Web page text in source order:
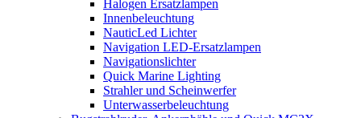
Halogen Ersatzlampen
Innenbeleuchtung
NauticLed Lichter
Navigation LED-Ersatzlampen
Navigationslichter
Quick Marine Lighting
Strahler und Scheinwerfer
Unterwasserbeleuchtung